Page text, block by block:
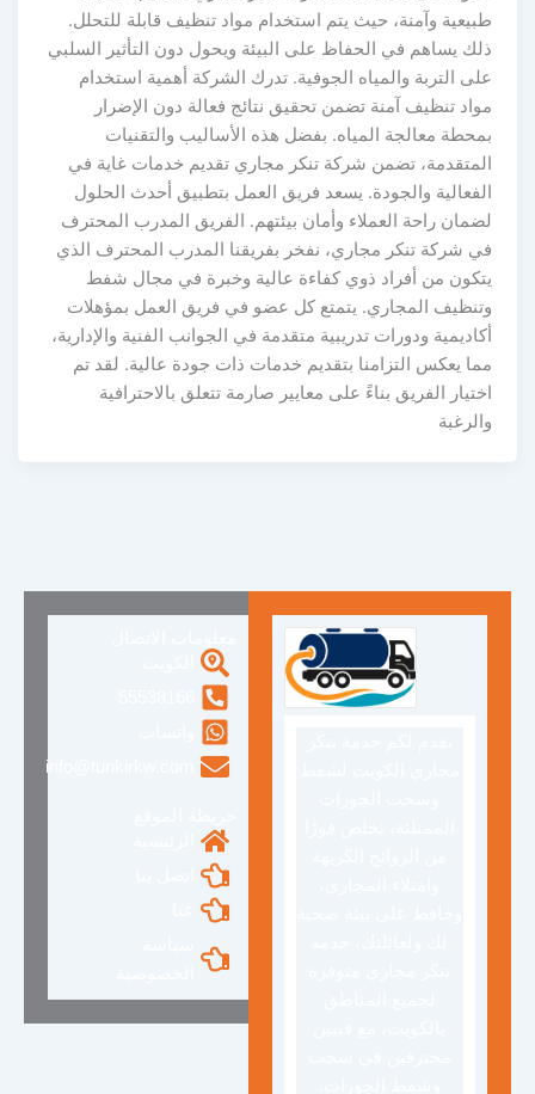
طبيعية وآمنة، حيث يتم استخدام مواد تنظيف قابلة للتحلل.
ذلك يساهم في الحفاظ على البيئة ويحول دون التأثير السلبي
على التربة والمياه الجوفية. تدرك الشركة أهمية استخدام
مواد تنظيف آمنة تضمن تحقيق نتائج فعالة دون الإضرار
بمحطة معالجة المياه. بفضل هذه الأساليب والتقنيات
المتقدمة، تضمن شركة تنكر مجاري تقديم خدمات غاية في
الفعالية والجودة. يسعد فريق العمل بتطبيق أحدث الحلول
لضمان راحة العملاء وأمان بيئتهم. الفريق المدرب المحترف
في شركة تنكر مجاري، نفخر بفريقنا المدرب المحترف الذي
يتكون من أفراد ذوي كفاءة عالية وخبرة في مجال شفط
وتنظيف المجاري. يتمتع كل عضو في فريق العمل بمؤهلات
أكاديمية ودورات تدريبية متقدمة في الجوانب الفنية والإدارية،
مما يعكس التزامنا بتقديم خدمات ذات جودة عالية. لقد تم
اختيار الفريق بناءً على معايير صارمة تتعلق بالاحترافية
والرغبة
info@tunkirkw.com